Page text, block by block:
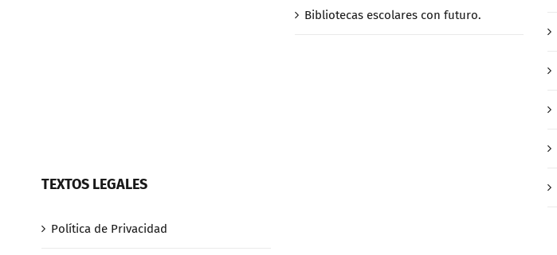
TEXTOS LEGALES
Política de Privacidad
Bibliotecas escolares con futuro.